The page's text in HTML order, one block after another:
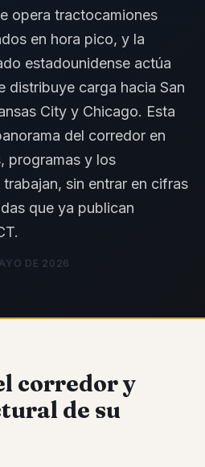
opera tractocamiones
en hora pico, y la
estadounidense actúa
distribuye carga hacia San
City y Chicago. Esta
del corredor en
programas y los
sin entrar en cifras
que ya publican
.
DE 2026
corredor y
de su